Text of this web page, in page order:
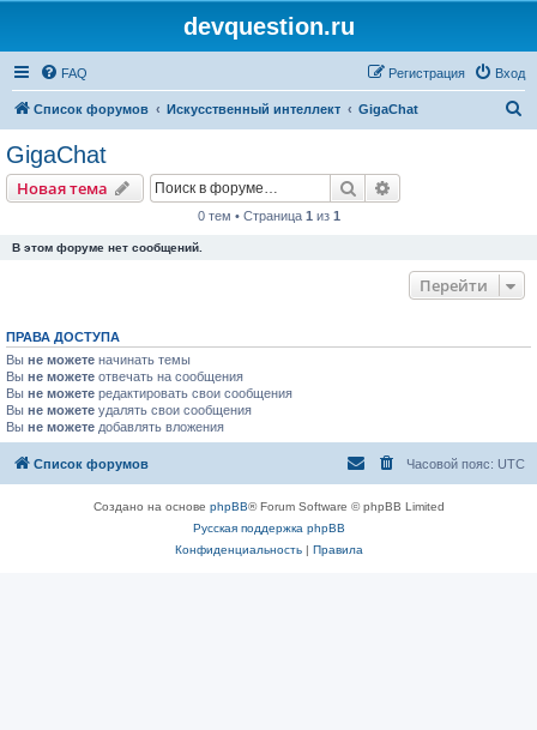
devquestion.ru
FAQ Вход
Регистрация
Список форумов Искусственный интеллект GigaChat
GigaChat
Новая тема Поиск
0 тем • Страница 1 из 1
В этом форуме нет сообщений.
Перейти
ПРАВА ДОСТУПА
Вы не можете начинать темы
Вы не можете отвечать на сообщения
Вы не можете редактировать свои сообщения
Вы не можете удалять свои сообщения
Вы не можете добавлять вложения
Список форумов Часовой пояс: UTC
Создано на основе phpBB® Forum Software © phpBB Limited
Русская поддержка phpBB
Конфиденциальность| Правила